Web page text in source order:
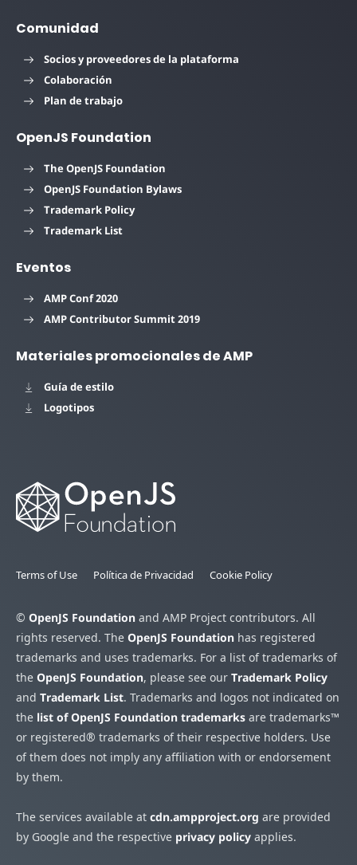
Comunidad
Socios y proveedores de la plataforma
Colaboración
Plan de trabajo
OpenJS Foundation
The OpenJS Foundation
OpenJS Foundation Bylaws
Trademark Policy
Trademark List
Eventos
AMP Conf 2020
AMP Contributor Summit 2019
Materiales promocionales de AMP
Guía de estilo
Logotipos
Terms of Use Política de Privacidad Cookie Policy
© OpenJS Foundation and AMP Project contributors. All
rights reserved. The OpenJS Foundation has registered
trademarks and uses trademarks. For a list of trademarks of
the OpenJS Foundation, please see our Trademark Policy
and Trademark List. Trademarks and logos not indicated on
the list of OpenJS Foundation trademarks are trademarks™
or registered® trademarks of their respective holders. Use
of them does not imply any affiliation with or endorsement
by them.
The services available at cdn.ampproject.org are provided
by Google and the respective privacy policy applies.